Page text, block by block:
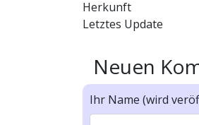
Herkunft
Letztes Update
Neuen
Ihr Name (wird